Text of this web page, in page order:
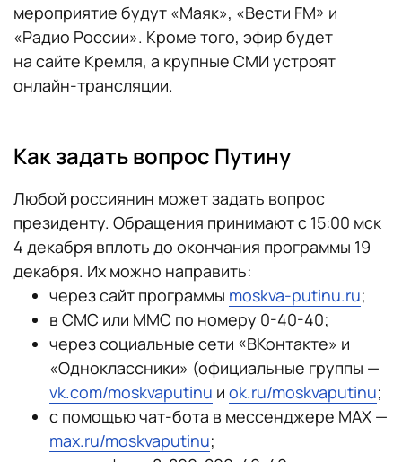
мероприятие будут «Маяк», «Вести FM» и
«Радио России». Кроме того, эфир будет
на сайте Кремля, а крупные СМИ устроят
онлайн-трансляции.
Как задать вопрос Путину
Любой россиянин может задать вопрос
президенту. Обращения принимают с 15:00 мск
4 декабря вплоть до окончания программы 19
декабря. Их можно направить:
через сайт программы moskva-putinu.ru;
в СМС или ММС по номеру 0-40-40;
через социальные сети «ВКонтакте» и
«Одноклассники» (официальные группы —
vk.com/moskvaputinu и ok.ru/moskvaputinu;
с помощью чат-бота в мессенджере MAX —
max.ru/moskvaputinu;